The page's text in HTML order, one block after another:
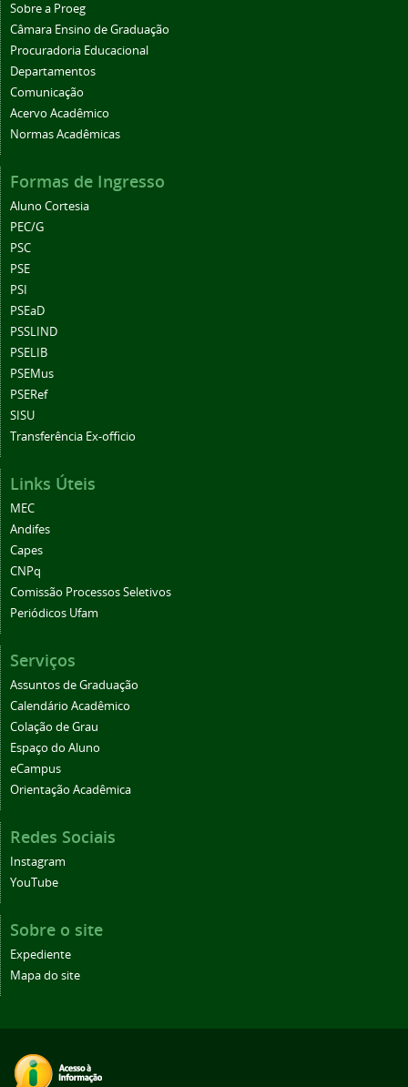
Sobre a Proeg
Câmara Ensino de Graduação
Procuradoria Educacional
Departamentos
Comunicação
Acervo Acadêmico
Normas Acadêmicas
Formas de Ingresso
Aluno Cortesia
PEC/G
PSC
PSE
PSI
PSEaD
PSSLIND
PSELIB
PSEMus
PSERef
SISU
Transferência Ex-officio
Links Úteis
MEC
Andifes
Capes
CNPq
Comissão Processos Seletivos
Periódicos Ufam
Serviços
Assuntos de Graduação
Calendário Acadêmico
Colação de Grau
Espaço do Aluno
eCampus
Orientação Acadêmica
Redes Sociais
Instagram
YouTube
Sobre o site
Expediente
Mapa do site